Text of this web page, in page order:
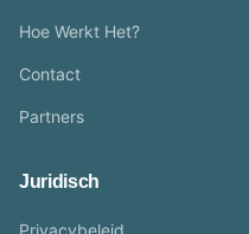
Hoe Werkt Het?
Contact
Partners
Juridisch
Privacybeleid